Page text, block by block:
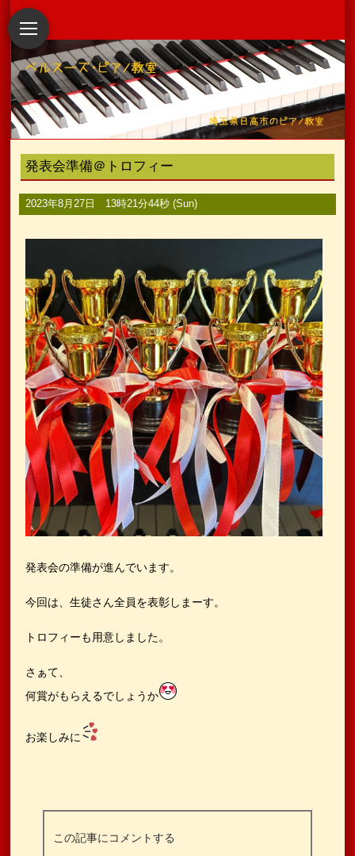
発表会準備＠トロフィー
2023年8月27日 13時21分44秒 (Sun)
発表会の準備が進んでいます。
今回は、生徒さん全員を表彰しまーす。
トロフィーも用意しました。
さぁて、
何賞がもらえるでしょうか
お楽しみに
この記事にコメントする